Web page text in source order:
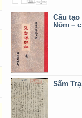
Cấu
Nôm –
Sấm